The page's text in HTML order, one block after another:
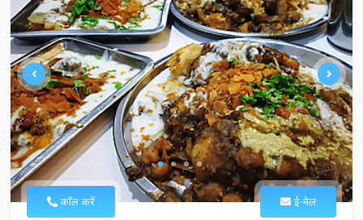
कॉल करें ई-मेल